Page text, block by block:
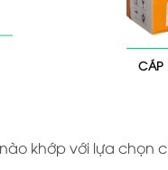
CÁP
khớp với lựa chọn